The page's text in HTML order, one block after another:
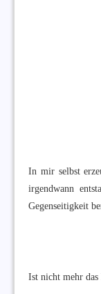
In mir selbst
irgendwann
Gegenseitigkeit
Ist nicht mehr das